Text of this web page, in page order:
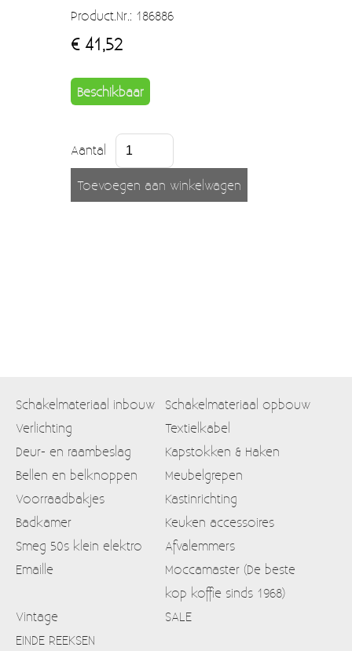
EINDE REEKSEN
Product.Nr.: 186886
€ 41,52
Beschikbaar
Aantal
Schakelmateriaal inbouw
Schakelmateriaal opbouw
Verlichting
Textielkabel
Deur- en raambeslag
Kapstokken & Haken
Bellen en belknoppen
Meubelgrepen
Voorraadbakjes
Kastinrichting
Badkamer
Keuken accessoires
Smeg 50s klein elektro
Afvalemmers
Emaille
Moccamaster (De beste
kop koffie sinds 1968)
Vintage
SALE
EINDE REEKSEN